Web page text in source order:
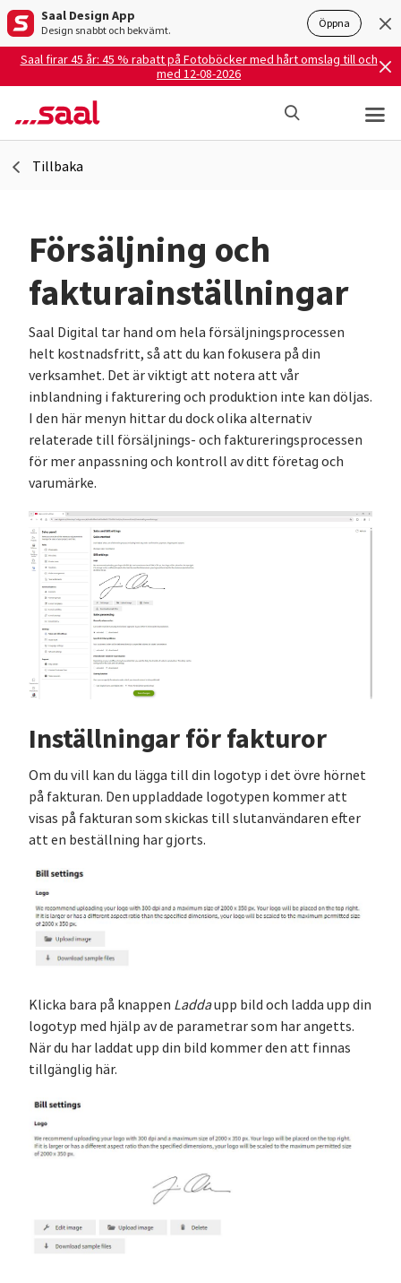
Saal Design App
Design snabbt och bekvämt. Öppna
Saal firar 45 år: 45 % rabatt på Fotoböcker med hårt omslag till och
med 12-08-2026
Tillbaka
Försäljning och
fakturainställningar
Saal Digital tar hand om hela försäljningsprocessen
helt kostnadsfritt, så att du kan fokusera på din
verksamhet. Det är viktigt att notera att vår
inblandning i fakturering och produktion inte kan döljas.
I den här menyn hittar du dock olika alternativ
relaterade till försäljnings- och faktureringsprocessen
för mer anpassning och kontroll av ditt företag och
varumärke.
Inställningar för fakturor
Om du vill kan du lägga till din logotyp i det övre hörnet
på fakturan. Den uppladdade logotypen kommer att
visas på fakturan som skickas till slutanvändaren efter
att en beställning har gjorts.
Klicka bara på knappen Laddaupp bild och ladda upp din
logotyp med hjälp av de parametrar som har angetts.
När du har laddat upp din bild kommer den att finnas
tillgänglig här.